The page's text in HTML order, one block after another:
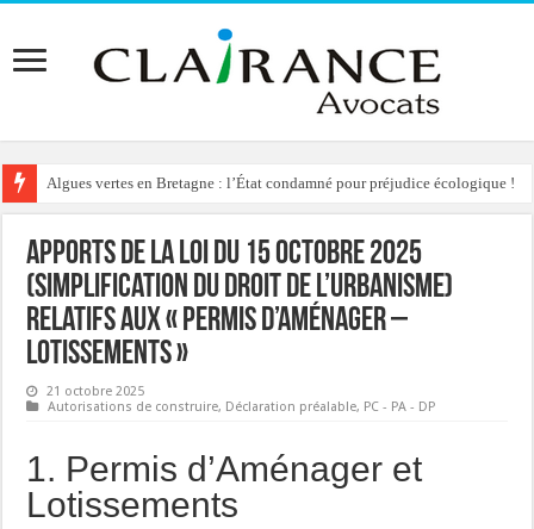
Algues vertes en Bretagne : l’État condamné pour préjudice écologique !
Apports de la loi du 15 octobre 2025
(simplification du droit de l’urbanisme)
relatifs aux « permis d’aménager –
lotissements »
21 octobre 2025
Autorisations de construire, Déclaration préalable, PC - PA - DP
1. Permis d’Aménager et
Lotissements ️